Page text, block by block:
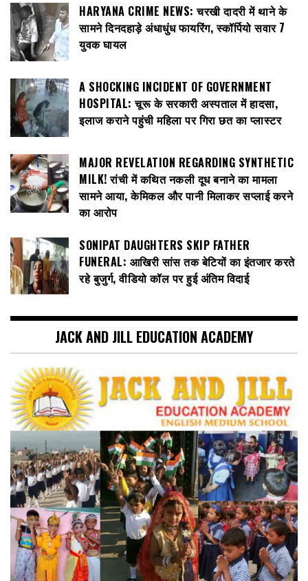
HARYANA CRIME NEWS: चरखी दादरी में थाने के
सामने दिनदहाड़े अंधाधुंध फायरिंग, स्कॉर्पियो सवार 7
युवक घायल
A SHOCKING INCIDENT OF GOVERNMENT
HOSPITAL: चूरू के सरकारी अस्पताल में हादसा,
इलाज कराने पहुंची महिला पर गिरा छत का प्लास्टर
MAJOR REVELATION REGARDING SYNTHETIC
MILK! रांची में कथित नकली दूध बनाने का मामला
सामने आया, केमिकल और पानी मिलाकर सप्लाई करने
का आरोप
SONIPAT DAUGHTERS SKIP FATHER
FUNERAL: आखिरी सांस तक बेटियों का इंतजार करते
रहे बुजुर्ग, वीडियो कॉल पर हुई अंतिम विदाई
JACK AND JILL EDUCATION ACADEMY